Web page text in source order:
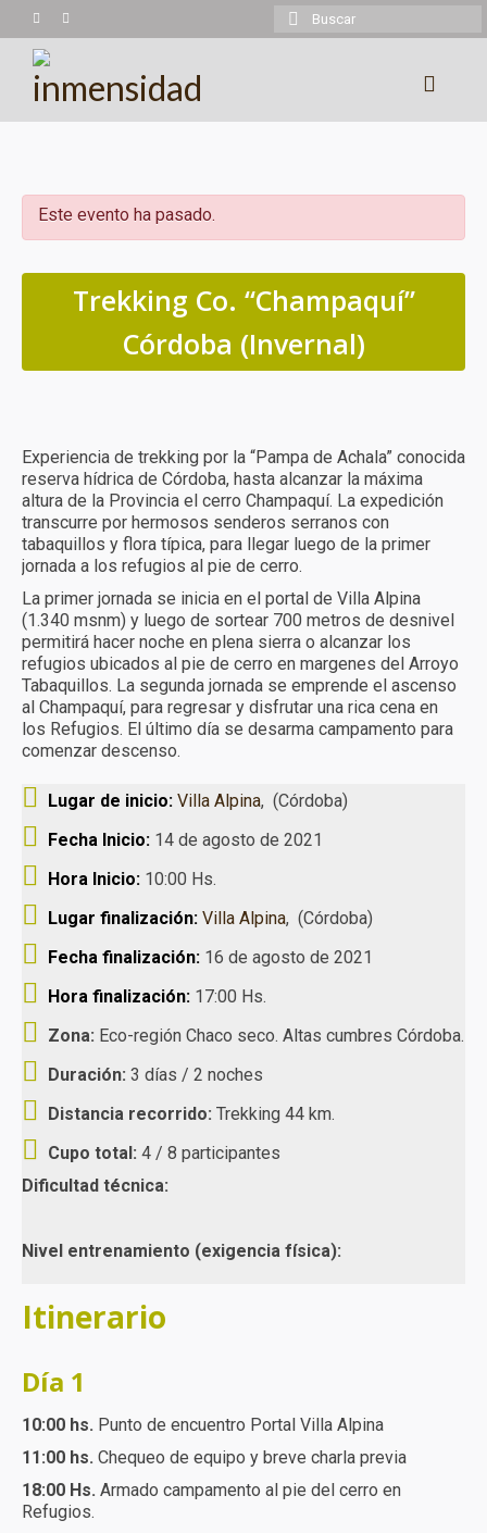
Buscar
por:
Trekking
Montañismo
Cicloturismo
Kayaking
Cabalgatas
Calendario
Turismo receptivo
Turismo educativo
Reservas y condiciones
Contacto
Este evento ha pasado.
Trekking Co. “Champaquí”
Córdoba (Invernal)
Experiencia de trekking por la “Pampa de Achala” conocida
reserva hídrica de Córdoba, hasta alcanzar la máxima
altura de la Provincia el cerro Champaquí. La expedición
transcurre por hermosos senderos serranos con
tabaquillos y flora típica, para llegar luego de la primer
jornada a los refugios al pie de cerro.
La primer jornada se inicia en el portal de Villa Alpina
(1.340 msnm) y luego de sortear 700 metros de desnivel
permitirá hacer noche en plena sierra o alcanzar los
refugios ubicados al pie de cerro en margenes del Arroyo
Tabaquillos. La segunda jornada se emprende el ascenso
al Champaquí, para regresar y disfrutar una rica cena en
los Refugios. El último día se desarma campamento para
comenzar descenso.
Lugar de inicio: Villa Alpina, (Córdoba)
Fecha Inicio: 14 de agosto de 2021
Hora Inicio: 10:00 Hs.
Lugar finalización: Villa Alpina, (Córdoba)
Fecha finalización: 16 de agosto de 2021
Hora finalización: 17:00 Hs.
Zona: Eco-región Chaco seco. Altas cumbres Córdoba.
Duración: 3 días / 2 noches
Distancia recorrido: Trekking 44 km.
Cupo total: 4 / 8 participantes
Dificultad técnica:
Nivel entrenamiento (exigencia física):
Itinerario
Día 1
10:00 hs. Punto de encuentro Portal Villa Alpina
11:00 hs. Chequeo de equipo y breve charla previa
18:00 Hs. Armado campamento al pie del cerro en
Refugios.